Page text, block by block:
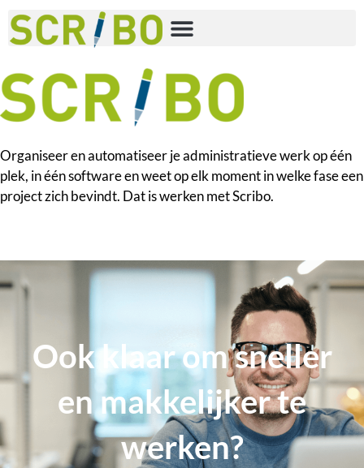
Organiseer en automatiseer je administratieve werk op één
plek, in één software en weet op elk moment in welke fase een
project zich bevindt. Dat is werken met Scribo.
Ook klaar om sneller
en makkelijker te
werken?